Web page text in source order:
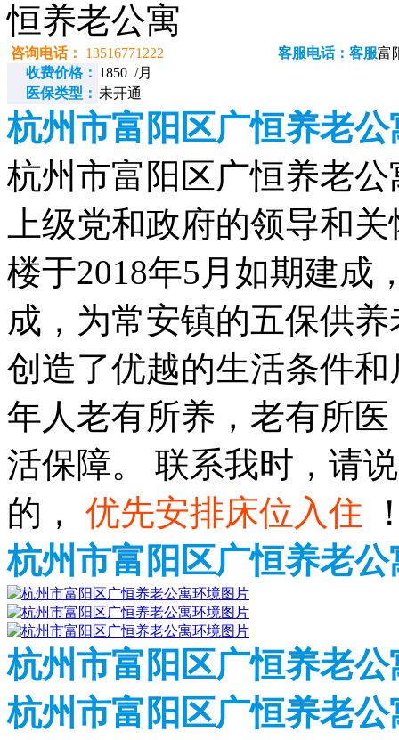
恒养老公寓
咨询电话： 13516771222 客服电话：客服富
收费价格： 1850 /月
医保类型： 未开通
杭州市富阳区广恒养老
杭州市富阳区广恒养老公
上级党和政府的领导和
楼于2018年5月如期建成
成，为常安镇的五保供
创造了优越的生活条件
年人老有所养，老有所
活保障。 联系我时，请
的， 优先安排床位入住
杭州市富阳区广恒养老
杭州市富阳区广恒养老
杭州市富阳区广恒养老